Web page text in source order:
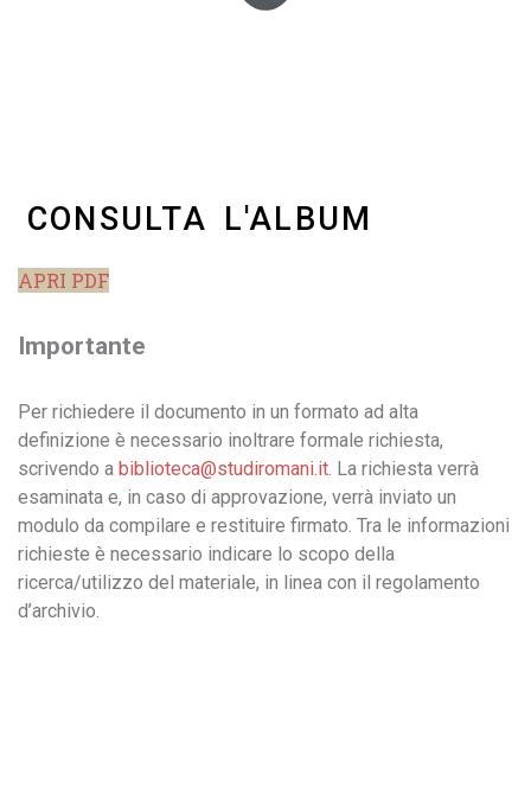
CONSULTA L'ALBUM
APRI PDF
Importante
Per richiedere il documento in un formato ad alta
definizione è necessario inoltrare formale richiesta,
scrivendo a biblioteca@studiromani.it . La richiesta verrà
esaminata e, in caso di approvazione, verrà inviato un
modulo da compilare e restituire firmato. Tra le informazioni
richieste è necessario indicare lo scopo della
ricerca/utilizzo del materiale, in linea con il regolamento
d’archivio.